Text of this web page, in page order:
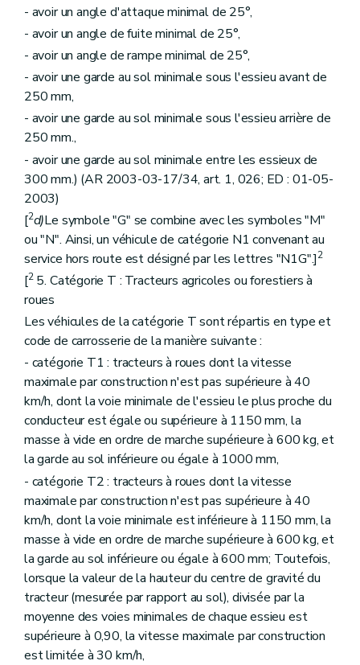
- avoir un angle d'attaque minimal de 25°,
- avoir un angle de fuite minimal de 25°,
- avoir un angle de rampe minimal de 25°,
- avoir une garde au sol minimale sous l'essieu avant de
250 mm,
- avoir une garde au sol minimale sous l'essieu arrière de
250 mm.,
- avoir une garde au sol minimale entre les essieux de
300 mm.) (AR 2003-03-17/34, art. 1, 026; ED : 01-05-
2003)
[2d)Le symbole "G" se combine avec les symboles "M"
ou "N". Ainsi, un véhicule de catégorie N1 convenant au
service hors route est désigné par les lettres "N1G".]2
[25. Catégorie T : Tracteurs agricoles ou forestiers à
roues
Les véhicules de la catégorie T sont répartis en type et
code de carrosserie de la manière suivante :
- catégorie T1 : tracteurs à roues dont la vitesse
maximale par construction n'est pas supérieure à 40
km/h, dont la voie minimale de l'essieu le plus proche du
conducteur est égale ou supérieure à 1150 mm, la
masse à vide en ordre de marche supérieure à 600 kg, et
la garde au sol inférieure ou égale à 1000 mm,
- catégorie T2 : tracteurs à roues dont la vitesse
maximale par construction n'est pas supérieure à 40
km/h, dont la voie minimale est inférieure à 1150 mm, la
masse à vide en ordre de marche supérieure à 600 kg, et
la garde au sol inférieure ou égale à 600 mm; Toutefois,
lorsque la valeur de la hauteur du centre de gravité du
tracteur (mesurée par rapport au sol), divisée par la
moyenne des voies minimales de chaque essieu est
supérieure à 0,90, la vitesse maximale par construction
est limitée à 30 km/h,